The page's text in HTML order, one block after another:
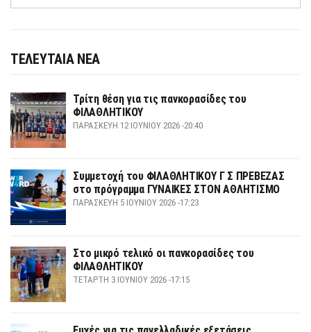
ΤΕΛΕΥΤΑΙΑ ΝΕΑ
Τρίτη θέση για τις πανκορασίδες του
ΦΙΛΑΘΛΗΤΙΚΟΥ
ΠΑΡΑΣΚΕΥΉ 12 ΙΟΥΝΊΟΥ 2026 -20:40
Συμμετοχή του ΦΙΛΑΘΛΗΤΙΚΟΥ Γ Σ ΠΡΕΒΕΖΑΣ
στο πρόγραμμα ΓΥΝΑΙΚΕΣ ΣΤΟΝ ΑΘΛΗΤΙΣΜΟ
ΠΑΡΑΣΚΕΥΉ 5 ΙΟΥΝΊΟΥ 2026 -17:23
Στο μικρό τελικό οι πανκορασίδες του
ΦΙΛΑΘΛΗΤΙΚΟΥ
ΤΕΤΆΡΤΗ 3 ΙΟΥΝΊΟΥ 2026 -17:15